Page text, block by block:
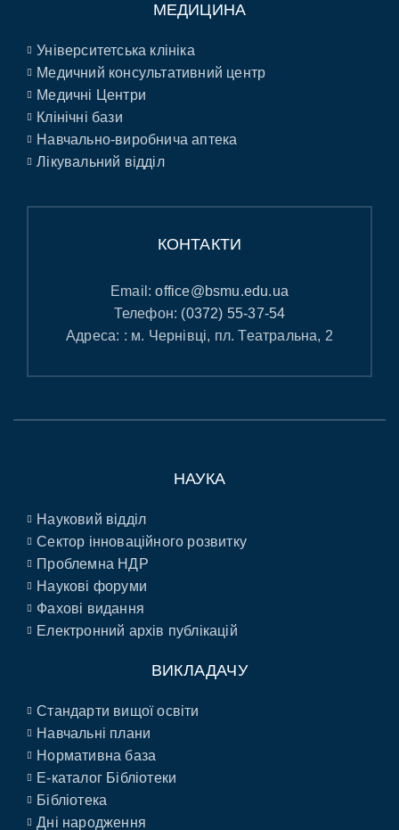
МЕДИЦИНА
Університетська клініка
Медичний консультативний центр
Медичні Центри
Клінічні бази
Навчально-виробнича аптека
Лікувальний відділ
КОНТАКТИ
Email:office@bsmu.edu.ua
Телефон: (0372) 55-37-54
Адреса: : м. Чернівці, пл. Театральна, 2
НАУКА
Науковий відділ
Сектор інноваційного розвитку
Проблемна НДР
Наукові форуми
Фахові видання
Електронний архів публікацій
ВИКЛАДАЧУ
Стандарти вищої освіти
Навчальні плани
Нормативна база
E-каталог Бібліотеки
Бібліотека
Дні народження